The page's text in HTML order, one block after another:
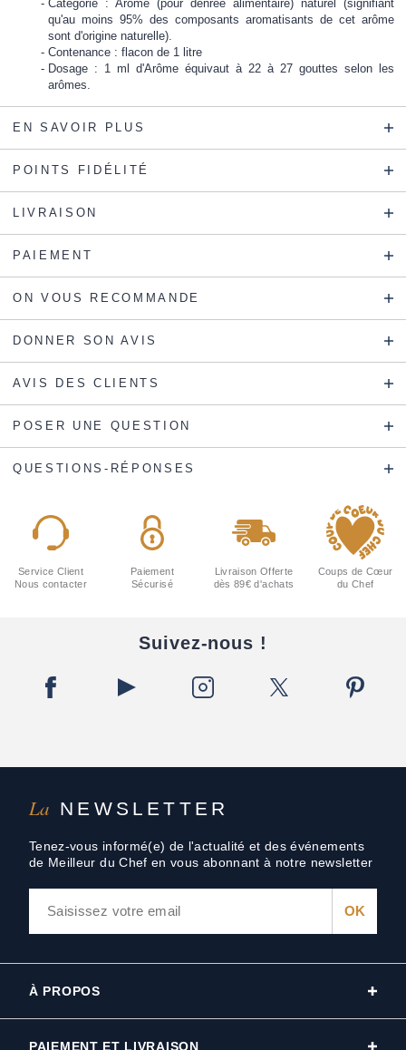
Catégorie : Arôme (pour denrée alimentaire) naturel (signifiant
qu'au moins 95% des composants aromatisants de cet arôme
sont d'origine naturelle).
Contenance : flacon de 1 litre
Dosage : 1 ml d'Arôme équivaut à 22 à 27 gouttes selon les
arômes.
EN SAVOIR PLUS
POINTS FIDÉLITÉ
LIVRAISON
PAIEMENT
ON VOUS RECOMMANDE
DONNER SON AVIS
AVIS DES CLIENTS
POSER UNE QUESTION
QUESTIONS-RÉPONSES
La NEWSLETTER
Tenez-vous informé(e) de l'actualité et des événements
de Meilleur du Chef en vous abonnant à notre newsletter
Service Client
Nous contacter
Paiement
Sécurisé
Livraison Offerte
dès 89€ d'achats
Coups de Cœur
du Chef
Suivez-nous !
À PROPOS
PAIEMENT ET LIVRAISON